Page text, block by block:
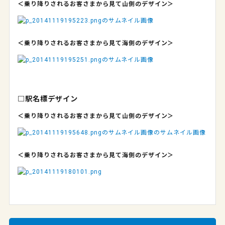
＜乗り降りされるお客さまから見て 山側 のデザイン＞
＜乗り降りされるお客さまから見て海側のデザイン＞
□駅名標デザイン
＜乗り降りされるお客さまから見て山側のデザイン＞
＜乗り降りされるお客さまから見て海側のデザイン＞